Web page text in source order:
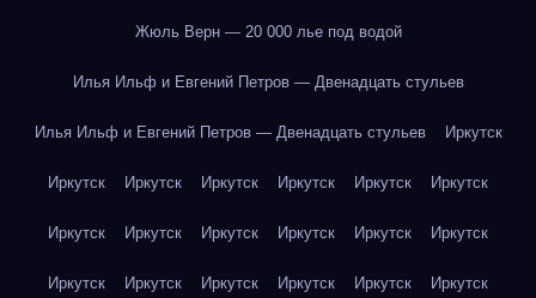
Жюль Верн — 20 000 лье под водой
Илья Ильф и Евгений Петров — Двенадцать стульев
Илья Ильф и Евгений Петров — Двенадцать стульев Иркутск
Иркутск Иркутск Иркутск Иркутск Иркутск Иркутск
Иркутск Иркутск Иркутск Иркутск Иркутск Иркутск
Иркутск Иркутск Иркутск Иркутск Иркутск Иркутск